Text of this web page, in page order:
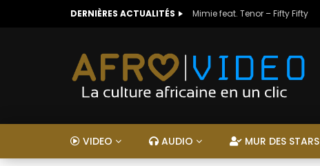
DERNIÈRES ACTUALITÉS Mimie feat. Tenor – Fifty Fifty
VIDEO AUDIO MUR DES STARS